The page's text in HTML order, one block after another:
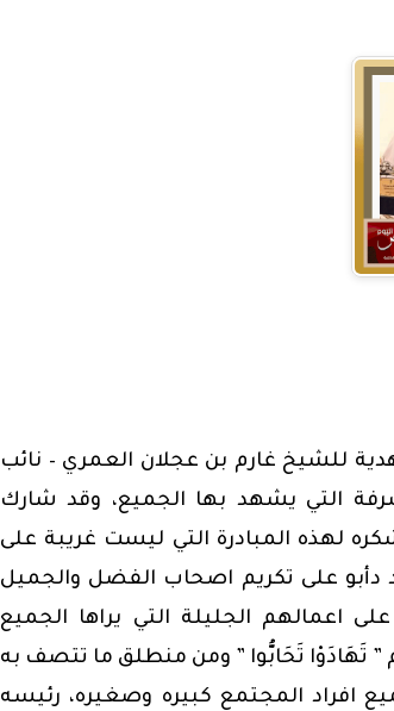
للشيخ غارم بن عجلان العمري – نائب
التي يشهد بها الجميع، وقد شارك
لهذه المبادرة التي ليست غريبة على
دأبو على تكريم اصحاب الفضل والجميل
اعمالهم الجليلة التي يراها الجميع
تَهَادَوْا تَحَابُّوا ” ومن منطلق ما تتصف به
افراد المجتمع كبيره وصغيره، رئيسه